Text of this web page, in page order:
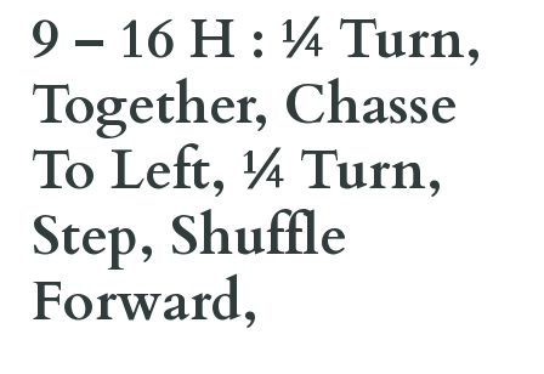
9 – 16 H : ¼ Turn,
Together, Chasse
To Left, ¼ Turn,
Step, Shuffle
Forward,